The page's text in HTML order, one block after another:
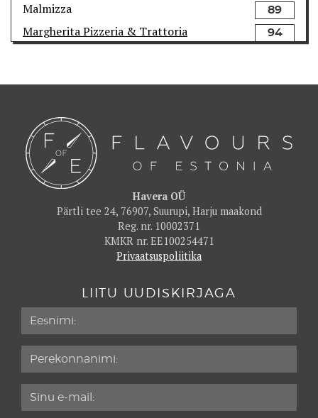
Malmizza 89
Margherita Pizzeria & Trattoria 94
Santa Lucia
Vidrike Külamaja 91
Havera OÜ
Pärtli tee 24, 76907, Suurupi, Harju maakond
Reg. nr. 10002371
KMKR nr. EE100254471
Privaatsuspoliitika
LIITU UUDISKIRJAGA